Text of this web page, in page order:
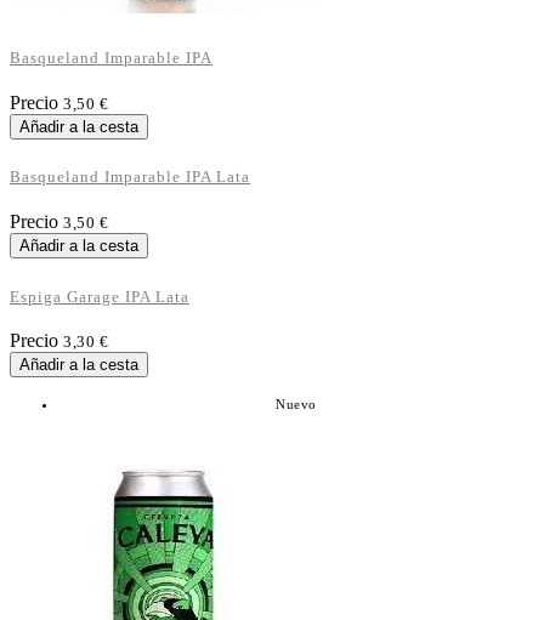
Basqueland Imparable IPA
Precio 3,50 €
Añadir a la cesta
Basqueland Imparable IPA Lata
Precio 3,50 €
Añadir a la cesta
Espiga Garage IPA Lata
Precio 3,30 €
Añadir a la cesta
Nuevo